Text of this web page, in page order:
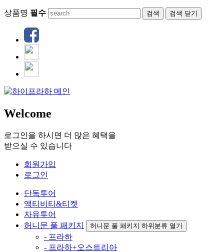
상품명 필수 검색 닫기
Welcome
로그인을 하시면 더 많은 혜택을
받으실 수 있습니다
회원가입
로그인
단독투어
액티비티&티켓
자유투어
허니문 풀 패키지
허니문 풀 패키지 하위분류 열기
- 프라하
- 프라하+오스트리아